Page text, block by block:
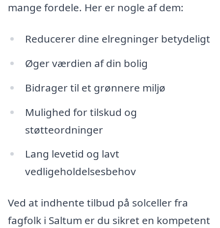
mange fordele. Her er nogle af dem:
Reducerer dine elregninger betydeligt
Øger værdien af din bolig
Bidrager til et grønnere miljø
Mulighed for tilskud og
støtteordninger
Lang levetid og lavt
vedligeholdelsesbehov
Ved at indhente tilbud på solceller fra
fagfolk i Saltum er du sikret en kompetent